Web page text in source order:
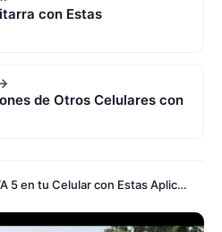
con Estas
de Otros Celulares con
Juega GTA 5 en tu Celular con Estas Aplicaciones